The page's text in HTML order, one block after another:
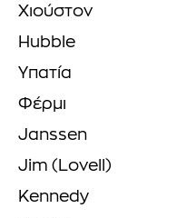
Χιούστον
Hubble
Υπατία
Φέρμι
Janssen
Jim (Lovell)
Kennedy